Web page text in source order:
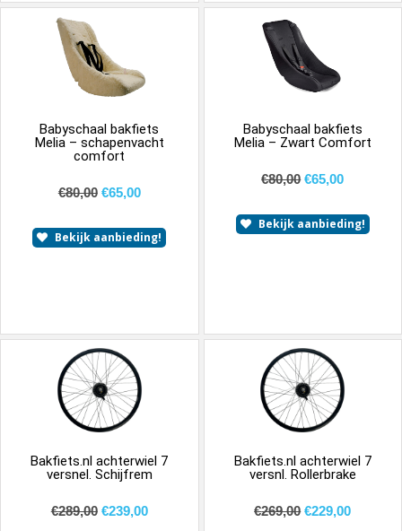
Babyschaal bakfiets
Melia – schapenvacht
comfort
€80,00 €65,00
Bekijk aanbieding!
Babyschaal bakfiets
Melia – Zwart Comfort
€80,00 €65,00
Bekijk aanbieding!
Bakfiets.nl achterwiel 7
versnel. Schijfrem
€289,00 €239,00
Bakfiets.nl achterwiel 7
versnl. Rollerbrake
€269,00 €229,00